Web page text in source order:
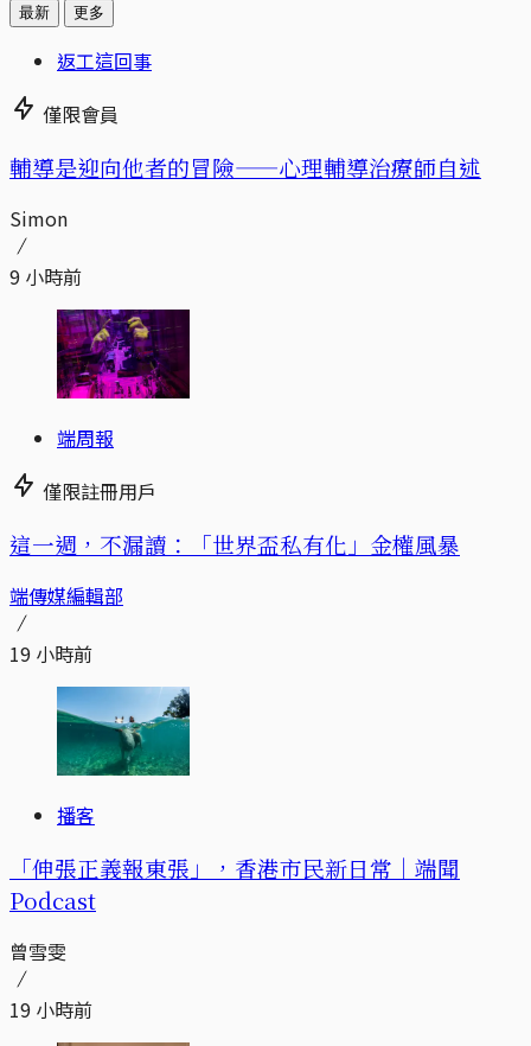
最新 更多
返工這回事
僅限會員
輔導是迎向他者的冒險——心理輔導治療師自述
Simon
9 小時前
端周報
僅限註冊用戶
這一週，不漏讀：「世界盃私有化」金權風暴
端傳媒編輯部
19 小時前
播客
「伸張正義報東張」，香港市民新日常｜端聞
Podcast
曾雪雯
19 小時前